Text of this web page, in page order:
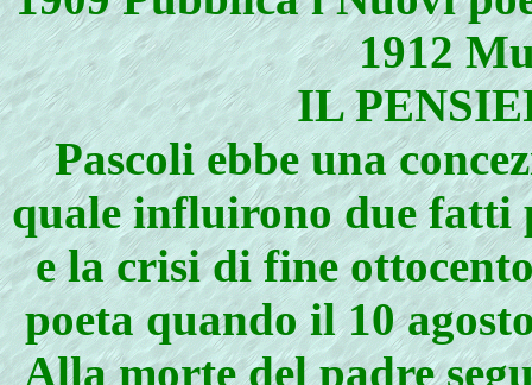
1912
IL
Pascoli ebbe una
quale influirono due
e la crisi di fine
poeta quando il 10
Alla morte del padre